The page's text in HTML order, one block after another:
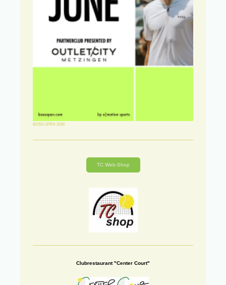
BOSS OPEN 2026
TC Web-Shop
Clubrestaurant "Center Court"